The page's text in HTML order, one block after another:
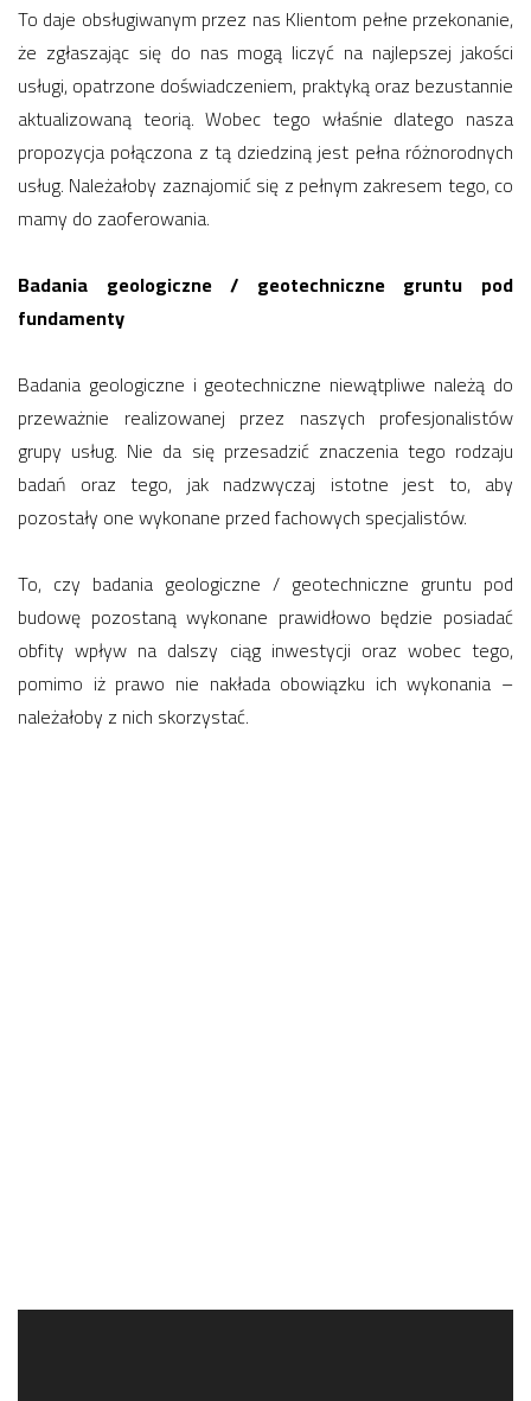
To daje obsługiwanym przez nas Klientom pełne przekonanie,
że zgłaszając się do nas mogą liczyć na najlepszej jakości
usługi, opatrzone doświadczeniem, praktyką oraz bezustannie
aktualizowaną teorią. Wobec tego właśnie dlatego nasza
propozycja połączona z tą dziedziną jest pełna różnorodnych
usług. Należałoby zaznajomić się z pełnym zakresem tego, co
mamy do zaoferowania.
Badania geologiczne / geotechniczne gruntu pod
fundamenty
Badania geologiczne i geotechniczne niewątpliwe należą do
przeważnie realizowanej przez naszych profesjonalistów
grupy usług. Nie da się przesadzić znaczenia tego rodzaju
badań oraz tego, jak nadzwyczaj istotne jest to, aby
pozostały one wykonane przed fachowych specjalistów.
To, czy badania geologiczne / geotechniczne gruntu pod
budowę pozostaną wykonane prawidłowo będzie posiadać
obfity wpływ na dalszy ciąg inwestycji oraz wobec tego,
pomimo iż prawo nie nakłada obowiązku ich wykonania –
należałoby z nich skorzystać.